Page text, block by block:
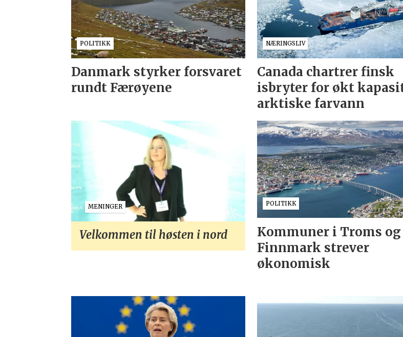
POLITIKK
Danmark styrker forsvaret
rundt Færøyene
NÆRINGSLIV
Canada chartrer finsk
isbryter for økt
arktiske farvann
MENINGER
Velkommen til høsten i nord
POLITIKK
Kommuner i Troms og
Finnmark strever
økonomisk